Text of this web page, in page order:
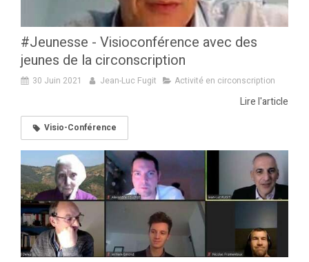
#Jeunesse - Visioconférence avec des
jeunes de la circonscription
30 Juin 2021 Jean-Luc Fugit Activité en circonscription
Lire l'article
Visio-Conférence